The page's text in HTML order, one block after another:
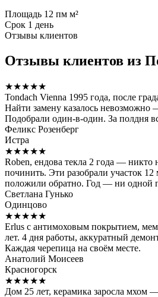
Площадь 12 пм м²
Срок 1 день
Отзывы клиентов
Отзывы клиентов из
★★★★★
Tondach Vienna 1995 года, после
Найти замену казалось невозможно
Подобрали один-в-один. За полдня
Феликс Розенберг
Истра
★★★★★
Roben, ендова текла 2 года — никто
починить. Эти разобрали участок
положили обратно. Год — ни одной
Светлана Гунько
Одинцово
★★★★★
Erlus с антимоховым покрытием,
лет. 4 дня работы, аккуратный
Каждая черепица на своём месте.
Анатолий Моисеев
Красногорск
★★★★★
Дом 25 лет, керамика заросла мхом